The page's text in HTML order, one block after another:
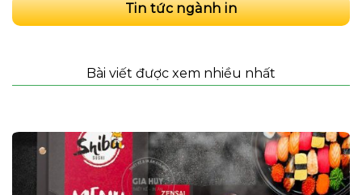
Tin tức ngành in
Bài viết được xem nhiều nhất